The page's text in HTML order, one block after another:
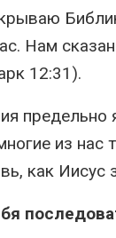
Нам
12:31).
предельно
из
как Иисус